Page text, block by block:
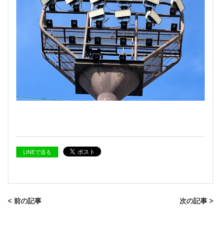
LINEで送る
< 前の記事 次の記事 >